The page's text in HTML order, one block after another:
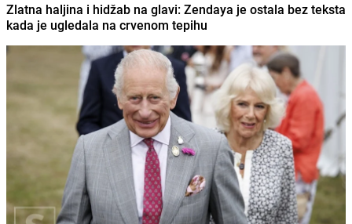
Zlatna haljina i hidžab na glavi: Zendaya je ostala bez teksta
kada je ugledala na crvenom tepihu